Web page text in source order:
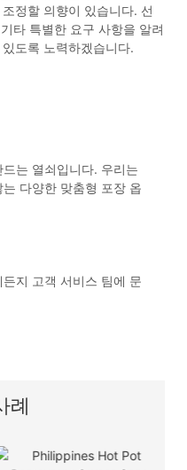
정할 의향이 있습니다. 선
타 특별한 요구 사항을 알려
도록 노력하겠습니다.
는 열쇠입니다. 우리는
다양한 맞춤형 포장 옵
지 고객 서비스 팀에 문
례